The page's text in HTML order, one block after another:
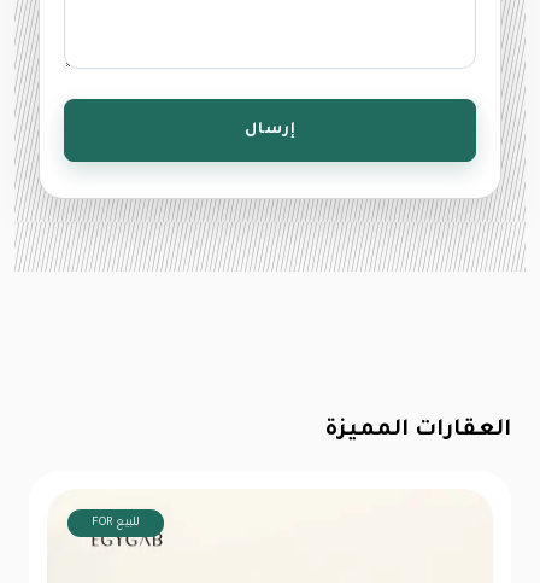
إرسال
العقارات المميزة
FOR للبيع